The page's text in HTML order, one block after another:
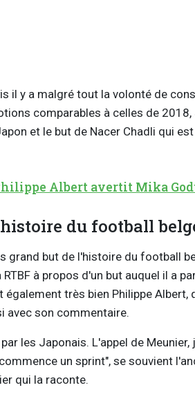
il y a malgré tout la volonté de
comparables à celles de 2018,
et le but de Nacer Chadli qui
Albert avertit Mika
du football
grand but de l'histoire du football
à propos d'un but auquel il a
très bien Philippe Albert,
avec son commentaire.
les Japonais. L'appel de Meunier,
un sprint", se souvient
qui la raconte.